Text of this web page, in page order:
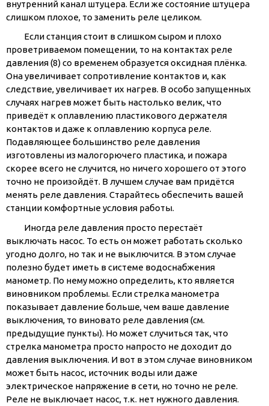
внутренний канал штуцера. Если же состояние штуцера
слишком плохое, то заменить реле целиком.
Если станция стоит в слишком сыром и плохо
проветриваемом помещении, то на контактах реле
давления (8) со временем образуется оксидная плёнка.
Она увеличивает сопротивление контактов и, как
следствие, увеличивает их нагрев. В особо запущенных
случаях нагрев может быть настолько велик, что
приведёт к оплавлению пластикового держателя
контактов и даже к оплавлению корпуса реле.
Подавляющее большинство реле давления
изготовлены из малогорючего пластика, и пожара
скорее всего не случится, но ничего хорошего от этого
точно не произойдёт. В лучшем случае вам придётся
менять реле давления. Старайтесь обеспечить вашей
станции комфортные условия работы.
Иногда реле давления просто перестаёт
выключать насос. То есть он может работать сколько
угодно долго, но так и не выключится. В этом случае
полезно будет иметь в системе водоснабжения
манометр. По нему можно определить, кто является
виновником проблемы. Если стрелка манометра
показывает давление больше, чем ваше давление
выключения, то виновато реле давления (см.
предыдущие пункты). Но может случиться так, что
стрелка манометра просто напросто не доходит до
давления выключения. И вот в этом случае виновником
может быть насос, источник воды или даже
электрическое напряжение в сети, но точно не реле.
Реле не выключает насос, т.к. нет нужного давления.